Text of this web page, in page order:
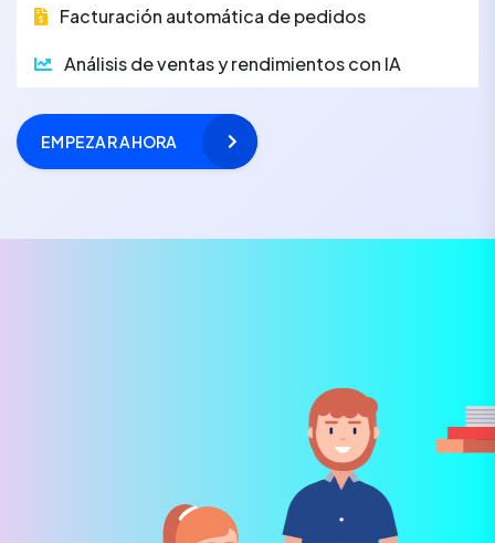
Facturación automática de pedidos
Análisis de ventas y rendimientos con IA
EMPEZAR AHORA